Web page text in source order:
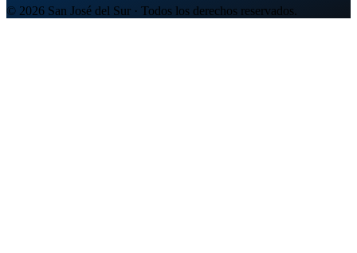
© 2026 San José del Sur · Todos los derechos reservados.